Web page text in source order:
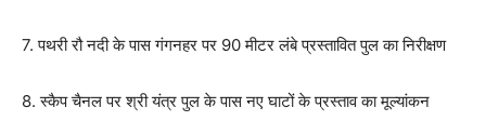
7. पथरी रौ नदी के पास गंगनहर पर 90 मीटर लंबे प्रस्तावित पुल का निरीक्षण
8. स्कैप चैनल पर श्री यंत्र पुल के पास नए घाटों के प्रस्ताव का मूल्यांकन